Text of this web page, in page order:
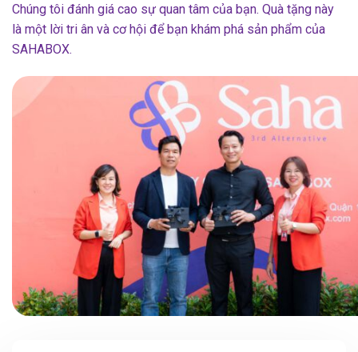
Chúng tôi đánh giá cao sự quan tâm của bạn. Quà tặng này
là một lời tri ân và cơ hội để bạn khám phá sản phẩm của
SAHABOX.